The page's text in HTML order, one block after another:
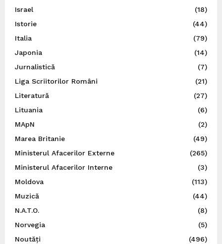
Israel
(18)
Istorie
(44)
Italia
(79)
Japonia
(14)
Jurnalistică
(7)
Liga Scriitorilor Români
(21)
Literatură
(27)
Lituania
(6)
MApN
(2)
Marea Britanie
(49)
Ministerul Afacerilor Externe
(265)
Ministerul Afacerilor Interne
(3)
Moldova
(113)
Muzică
(44)
N.A.T.O.
(8)
Norvegia
(5)
Noutăți
(496)